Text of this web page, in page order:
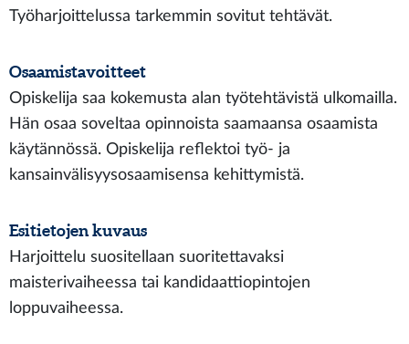
Työharjoittelussa tarkemmin sovitut tehtävät.
Osaamistavoitteet
Opiskelija saa kokemusta alan työtehtävistä ulkomailla.
Hän osaa soveltaa opinnoista saamaansa osaamista
käytännössä. Opiskelija reflektoi työ- ja
kansainvälisyysosaamisensa kehittymistä.
Esitietojen kuvaus
Harjoittelu suositellaan suoritettavaksi
maisterivaiheessa tai kandidaattiopintojen
loppuvaiheessa.